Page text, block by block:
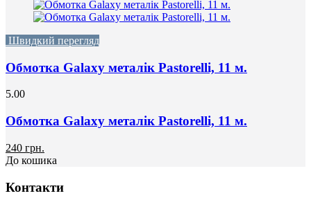
Швидкий перегляд
Обмотка Galaxy металік Pastorelli, 11 м.
5.00
Обмотка Galaxy металік Pastorelli, 11 м.
240 грн.
До кошика
Контакти